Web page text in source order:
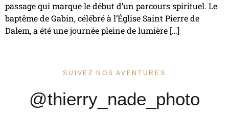
passage qui marque le début d’un parcours spirituel. Le
baptême de Gabin, célébré à l’Église Saint Pierre de
Dalem, a été une journée pleine de lumière […]
SUIVEZ NOS AVENTURES
@thierry_nade_photo